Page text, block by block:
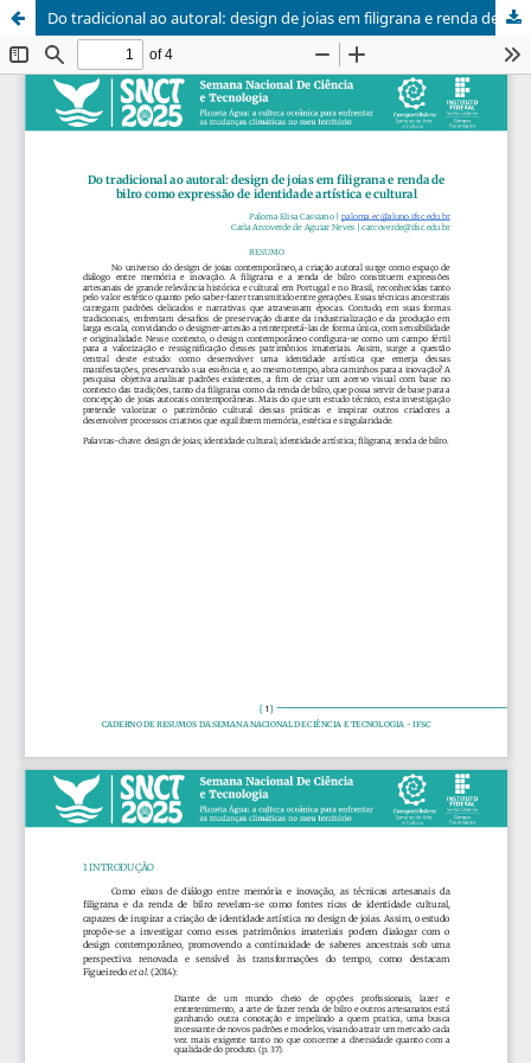
Do tradicional ao autoral: design de joias em filigrana e renda de bilro como expressão de identidade artística e cultural